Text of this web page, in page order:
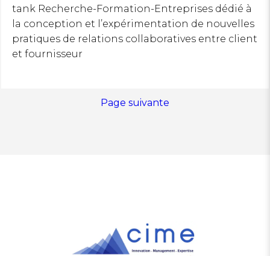
tank Recherche-Formation-Entreprises dédié à
la conception et l’expérimentation de nouvelles
pratiques de relations collaboratives entre client
et fournisseur
Page suivante